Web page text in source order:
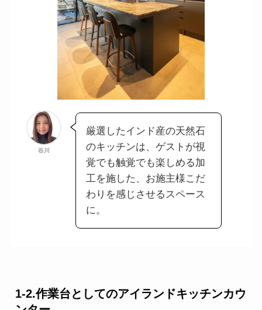
谷川
厳選したインド産の天然石
のキッチンは、ゲストが視
覚でも触覚でも楽しめる加
工を施した、お施主様こだ
わりを感じさせるスペース
に。
1-2.作業台としてのアイランドキッチンカウ